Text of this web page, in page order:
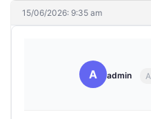
15/06/2026: 9:35 am
A admin